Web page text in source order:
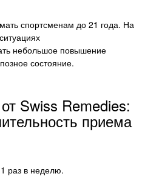
спортсменам до 21 года. На
небольшое повышение
состояние.
Swiss Remedies:
приема
раз в неделю.